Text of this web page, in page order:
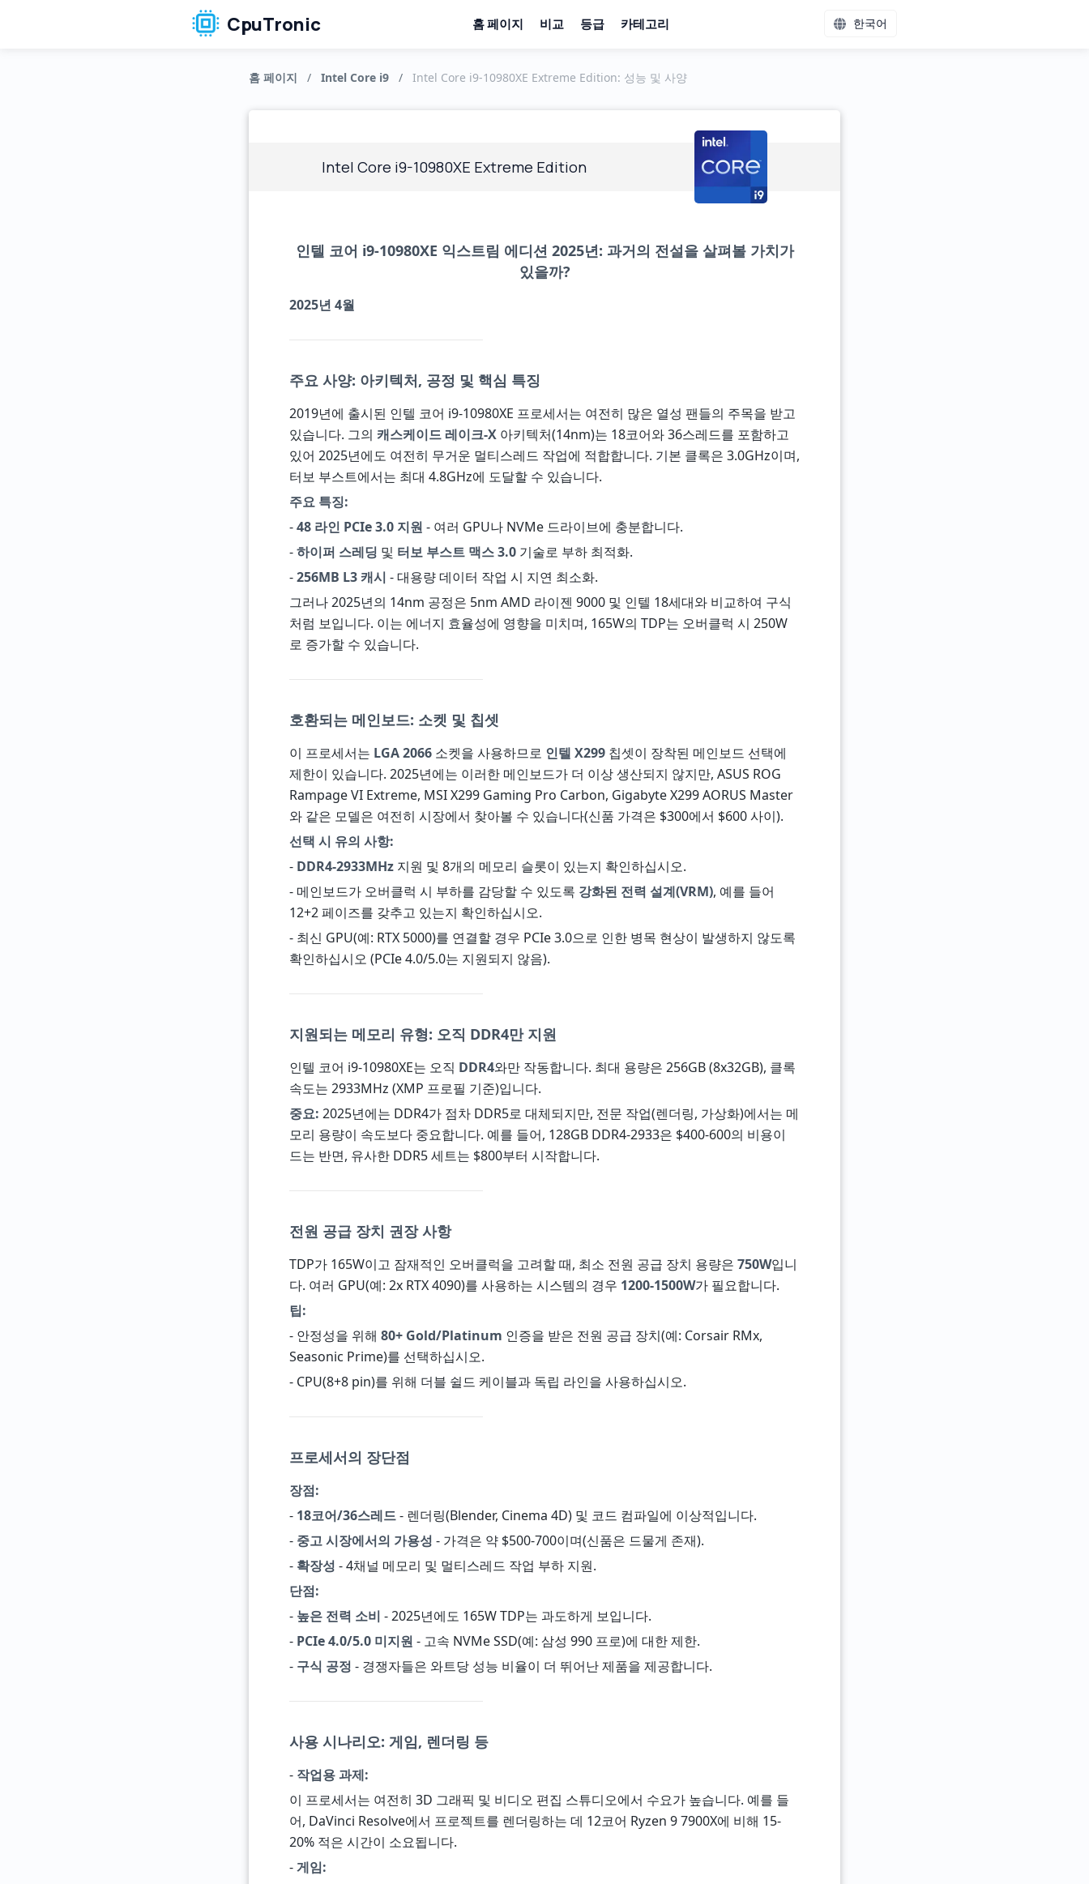
CpuTronic 홈 페이지 비교 등급 카테고리 한국어
홈 페이지 / Intel Core i9 / Intel Core i9-10980XE Extreme Edition: 성능 및 사양
Intel Core i9-10980XE Extreme Edition
인텔 코어 i9-10980XE 익스트림 에디션 2025년: 과거의 전설을 살펴볼 가치가
있을까?
2025년 4월
주요 사양: 아키텍처, 공정 및 핵심 특징
2019년에 출시된 인텔 코어 i9-10980XE 프로세서는 여전히 많은 열성 팬들의 주목을 받고
있습니다. 그의 캐스케이드 레이크-X 아키텍처(14nm)는 18코어와 36스레드를 포함하고
있어 2025년에도 여전히 무거운 멀티스레드 작업에 적합합니다. 기본 클록은 3.0GHz이며,
터보 부스트에서는 최대 4.8GHz에 도달할 수 있습니다.
주요 특징:
-48 라인 PCIe 3.0 지원 - 여러 GPU나 NVMe 드라이브에 충분합니다.
-하이퍼 스레딩 및 터보 부스트 맥스 3.0 기술로 부하 최적화.
-256MB L3 캐시 - 대용량 데이터 작업 시 지연 최소화.
그러나 2025년의 14nm 공정은 5nm AMD 라이젠 9000 및 인텔 18세대와 비교하여 구식
처럼 보입니다. 이는 에너지 효율성에 영향을 미치며, 165W의 TDP는 오버클럭 시 250W
로 증가할 수 있습니다.
호환되는 메인보드: 소켓 및 칩셋
이 프로세서는 LGA 2066 소켓을 사용하므로 인텔 X299 칩셋이 장착된 메인보드 선택에
제한이 있습니다. 2025년에는 이러한 메인보드가 더 이상 생산되지 않지만, ASUS ROG
Rampage VI Extreme, MSI X299 Gaming Pro Carbon, Gigabyte X299 AORUS Master
와 같은 모델은 여전히 시장에서 찾아볼 수 있습니다(신품 가격은 $300에서 $600 사이).
선택 시 유의 사항:
- DDR4-2933MHz 지원 및 8개의 메모리 슬롯이 있는지 확인하십시오.
- 메인보드가 오버클럭 시 부하를 감당할 수 있도록 강화된 전력 설계(VRM), 예를 들어
12+2 페이즈를 갖추고 있는지 확인하십시오.
- 최신 GPU(예: RTX 5000)를 연결할 경우 PCIe 3.0으로 인한 병목 현상이 발생하지 않도록
확인하십시오 (PCIe 4.0/5.0는 지원되지 않음).
지원되는 메모리 유형: 오직 DDR4만 지원
인텔 코어 i9-10980XE는 오직 DDR4와만 작동합니다. 최대 용량은 256GB (8x32GB), 클록
속도는 2933MHz (XMP 프로필 기준)입니다.
중요: 2025년에는 DDR4가 점차 DDR5로 대체되지만, 전문 작업(렌더링, 가상화)에서는 메
모리 용량이 속도보다 중요합니다. 예를 들어, 128GB DDR4-2933은 $400-600의 비용이
드는 반면, 유사한 DDR5 세트는 $800부터 시작합니다.
전원 공급 장치 권장 사항
TDP가 165W이고 잠재적인 오버클럭을 고려할 때, 최소 전원 공급 장치 용량은 750W입니
다. 여러 GPU(예: 2x RTX 4090)를 사용하는 시스템의 경우 1200-1500W가 필요합니다.
팁:
- 안정성을 위해 80+ Gold/Platinum 인증을 받은 전원 공급 장치(예: Corsair RMx,
Seasonic Prime)를 선택하십시오.
- CPU(8+8 pin)를 위해 더블 쉴드 케이블과 독립 라인을 사용하십시오.
프로세서의 장단점
장점:
- 18코어/36스레드- 렌더링(Blender, Cinema 4D) 및 코드 컴파일에 이상적입니다.
- 중고 시장에서의 가용성 - 가격은 약 $500-700이며(신품은 드물게 존재).
- 확장성 - 4채널 메모리 및 멀티스레드 작업 부하 지원.
단점:
- 높은 전력 소비 - 2025년에도 165W TDP는 과도하게 보입니다.
- PCIe 4.0/5.0 미지원 - 고속 NVMe SSD(예: 삼성 990 프로)에 대한 제한.
- 구식 공정 - 경쟁자들은 와트당 성능 비율이 더 뛰어난 제품을 제공합니다.
사용 시나리오: 게임, 렌더링 등
- 작업용 과제:
이 프로세서는 여전히 3D 그래픽 및 비디오 편집 스튜디오에서 수요가 높습니다. 예를 들
어, DaVinci Resolve에서 프로젝트를 렌더링하는 데 12코어 Ryzen 9 7900X에 비해 15-
20% 적은 시간이 소요됩니다.
-게임: